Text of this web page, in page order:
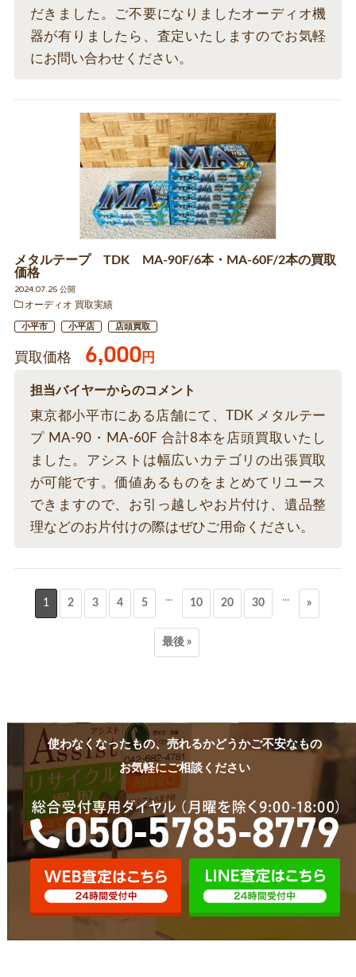
だきました。ご不要になりましたオーディオ機
器が有りましたら、査定いたしますのでお気軽
にお問い合わせください。
メタルテープ TDK MA-90F/6本・MA-60F/2本の買取
価格
2024.07.25 公開
オーディオ 買取実績
小平市 小平店 店頭買取
買取価格 6,000円
担当バイヤーからのコメント
東京都小平市にある店舗にて、TDK メタルテー
プ MA-90・MA-60F 合計8本を店頭買取いたし
ました。アシストは幅広いカテゴリの出張買取
が可能です。価値あるものをまとめてリユース
できますので、お引っ越しやお片付け、遺品整
理などのお片付けの際はぜひご用命ください。
1 2 3 4 5 ... 10 20 30 ... »
最後 »
使わなくなったもの、売れるかどうかご不安なもの
お気軽にご相談ください